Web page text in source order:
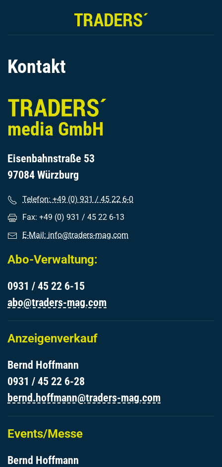
Kontakt
media GmbH
Eisenbahnstraße 53
97084 Würzburg
Telefon: +49 (0) 931 / 45 22 6-0
Fax: +49 (0) 931 / 45 22 6-13
E-Mail: info@traders-mag.com
Abo-Verwaltung:
0931 / 45 22 6-15
abo@traders-mag.com
Anzeigenverkauf
Bernd Hoffmann
0931 / 45 22 6-28
bernd.hoffmann@traders-mag.com
Events/Messe
Bernd Hoffmann